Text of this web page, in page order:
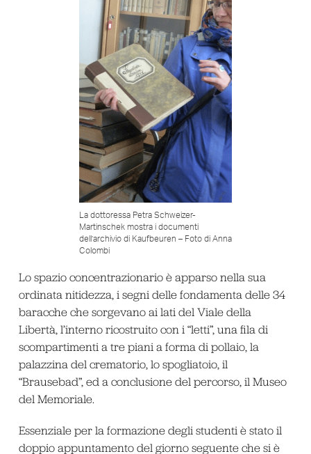
La dottoressa Petra Schweizer-
Martinschek mostra i documenti
dell’archivio di Kaufbeuren – Foto di Anna
Colombi
Lo spazio concentrazionario è apparso nella sua
ordinata nitidezza, i segni delle fondamenta delle 34
baracche che sorgevano ai lati del Viale della
Libertà, l’interno ricostruito con i “letti”, una fila di
scompartimenti a tre piani a forma di pollaio, la
palazzina del crematorio, lo spogliatoio, il
“Brausebad”, ed a conclusione del percorso, il Museo
del Memoriale.
Essenziale per la formazione degli studenti è stato il
doppio appuntamento del giorno seguente che si è